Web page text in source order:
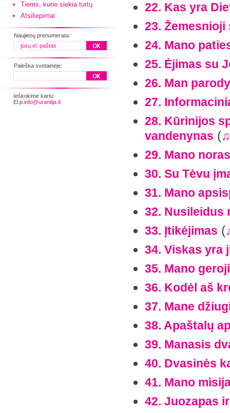
Tiems, kurie siekia turtų
Atsiliepimai
Naujienų prenumerata:
Paieška svetainėje:
Ieškokime kartu
El.p. info@urantija.lt
22. Kas yra
23. Žemesnioji
24. Mano
25. Ėjimas su
26. Man
27.
28. Kūrinijos
vandenynas (
29. Mano
30. Su Tėvu
31. Mano
32. Nusileidus
33. Įtikėjimas (
34. Viskas yra
35. Mano
36. Kodėl aš
37. Mane
38. Apaštalų
39. Manasis
40. Dvasinės
41. Mano
42. Juozapas